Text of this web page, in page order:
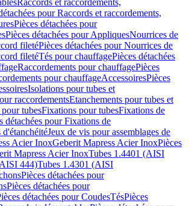
Raccords et raccordements,
pour Raccords et raccordements,
Pièces détachées pour
Pièces détachées pour AppliquesNourrices de
filetéPièces détachées pour Nourrices de
filetéTés pour chauffagePièces détachées
Raccordements pour chauffagePièces
pour chauffageAccessoiresPièces
Isolations pour tubes et
raccordementsEtanchements pour tubes et
tubesFixations pour tubesFixations de
détachées pour Fixations de
d'étanchéitéJeux de vis pour assemblages de
Acier InoxGeberit Mapress Acier InoxPièces
Mapress Acier InoxTubes 1.4401 (AISI
444)Tubes 1.4301 (AISI
Pièces détachées pour
Pièces détachées pour
détachées pour CoudesTésPièces